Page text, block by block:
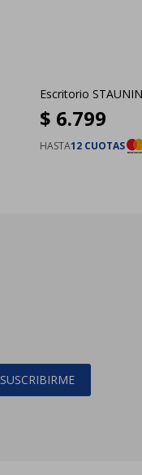
Escritorio
$ 6.799
HASTA12 CUOTAS
SUSCRIBIRME